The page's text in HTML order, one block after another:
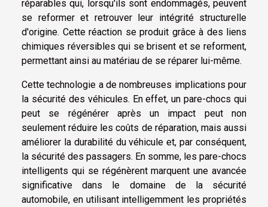
réparables qui, lorsqu'ils sont endommagés, peuvent
se reformer et retrouver leur intégrité structurelle
d'origine. Cette réaction se produit grâce à des liens
chimiques réversibles qui se brisent et se reforment,
permettant ainsi au matériau de se réparer lui-même.
Cette technologie a de nombreuses implications pour
la sécurité des véhicules. En effet, un pare-chocs qui
peut se régénérer après un impact peut non
seulement réduire les coûts de réparation, mais aussi
améliorer la durabilité du véhicule et, par conséquent,
la sécurité des passagers. En somme, les pare-chocs
intelligents qui se régénèrent marquent une avancée
significative dans le domaine de la sécurité
automobile, en utilisant intelligemment les propriétés